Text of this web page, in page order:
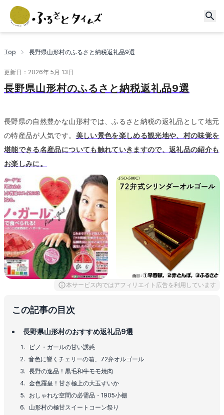
Top 長野県山形村のふるさと納税返礼品9選
更新日： 2026年 5月 13日
長野県山形村のふるさと納税返礼品9選
長野県の自然豊かな山形村では、ふるさと納税の返礼品として地元
の特産品が人気です。 美しい景色を楽しめる観光地や、村の味覚を
堪能できる名産品についても触れていきますので、返礼品の紹介も
お楽しみに。
本サービス内ではアフィリエイト広告を利用しています
この記事の目次
長野県山形村のおすすめ返礼品9選
ピノ・ガールの甘い誘惑
音色に響くチェリーの箱、72弁オルゴール
長野の逸品！黒毛和牛モモ焼肉
金色羅皇！甘さ極上の大玉すいか
おしゃれな空間の必需品・1905小棚
山形村の極甘スイートコーン祭り